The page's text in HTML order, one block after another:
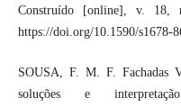
Construído [online], v.
https://doi.org/10.1590/s1678-
SOUSA, F. M. F. Fachadas
soluções e